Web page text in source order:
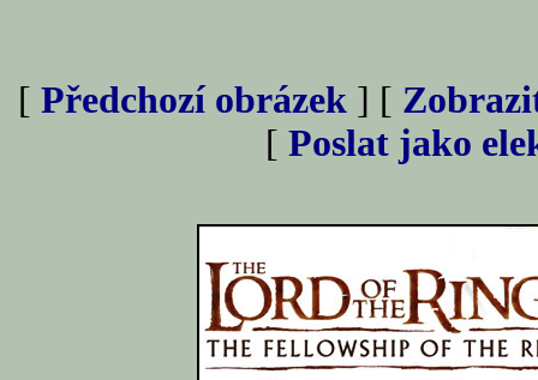
[ Předchozí obrázek ] [
[ Poslat jako